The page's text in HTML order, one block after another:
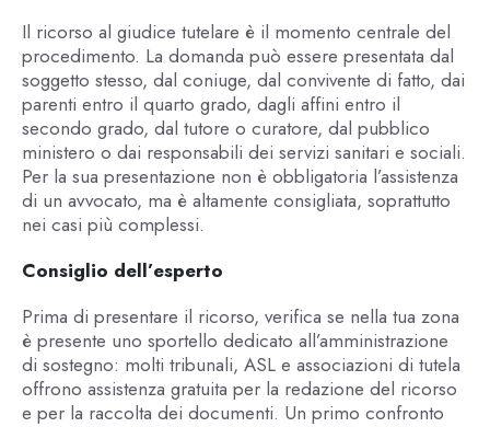
Il ricorso al giudice tutelare è il momento centrale del
procedimento. La domanda può essere presentata dal
soggetto stesso, dal coniuge, dal convivente di fatto, dai
parenti entro il quarto grado, dagli affini entro il
secondo grado, dal tutore o curatore, dal pubblico
ministero o dai responsabili dei servizi sanitari e sociali.
Per la sua presentazione non è obbligatoria l’assistenza
di un avvocato, ma è altamente consigliata, soprattutto
nei casi più complessi.
Consiglio dell’esperto
Prima di presentare il ricorso, verifica se nella tua zona
è presente uno sportello dedicato all’amministrazione
di sostegno: molti tribunali, ASL e associazioni di tutela
offrono assistenza gratuita per la redazione del ricorso
e per la raccolta dei documenti. Un primo confronto